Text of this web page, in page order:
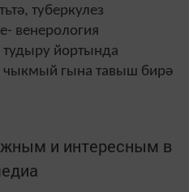
туберкулез
венерология
йортында
чыкмый гына тавыш бирә
и интересным в